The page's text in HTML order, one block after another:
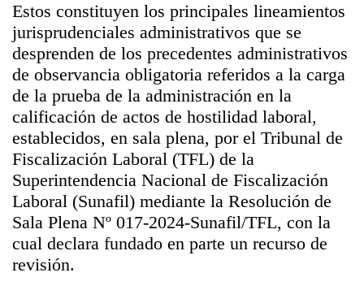
Estos constituyen los principales lineamientos
jurisprudenciales administrativos que se
desprenden de los precedentes administrativos
de observancia obligatoria referidos a la carga
de la prueba de la administración en la
calificación de actos de hostilidad laboral,
establecidos, en sala plena, por el Tribunal de
Fiscalización Laboral (TFL) de la
Superintendencia Nacional de Fiscalización
Laboral (Sunafil) mediante la Resolución de
Sala Plena Nº 017-2024-Sunafil/TFL, con la
cual declara fundado en parte un recurso de
revisión.